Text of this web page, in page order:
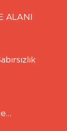
ALANI